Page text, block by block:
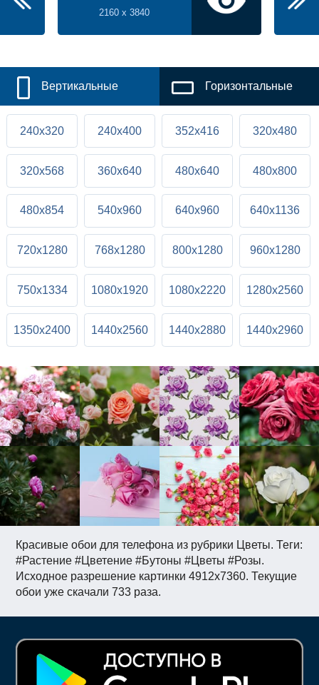
Красивые обои для телефона из рубрики Цветы. Теги:
#Растение #Цветение #Бутоны #Цветы #Розы.
Исходное разрешение картинки 4912x7360. Текущие
обои уже скачали 733 раза.
2160 x 3840
Вертикальные Горизонтальные
240x320 240x400 352x416 320x480
320x568 360x640 480x640 480x800
480x854 540x960 640x960 640x1136
720x1280 768x1280 800x1280 960x1280
750x1334 1080x1920 1080x2220 1280x2560
1350x2400 1440x2560 1440x2880 1440x2960